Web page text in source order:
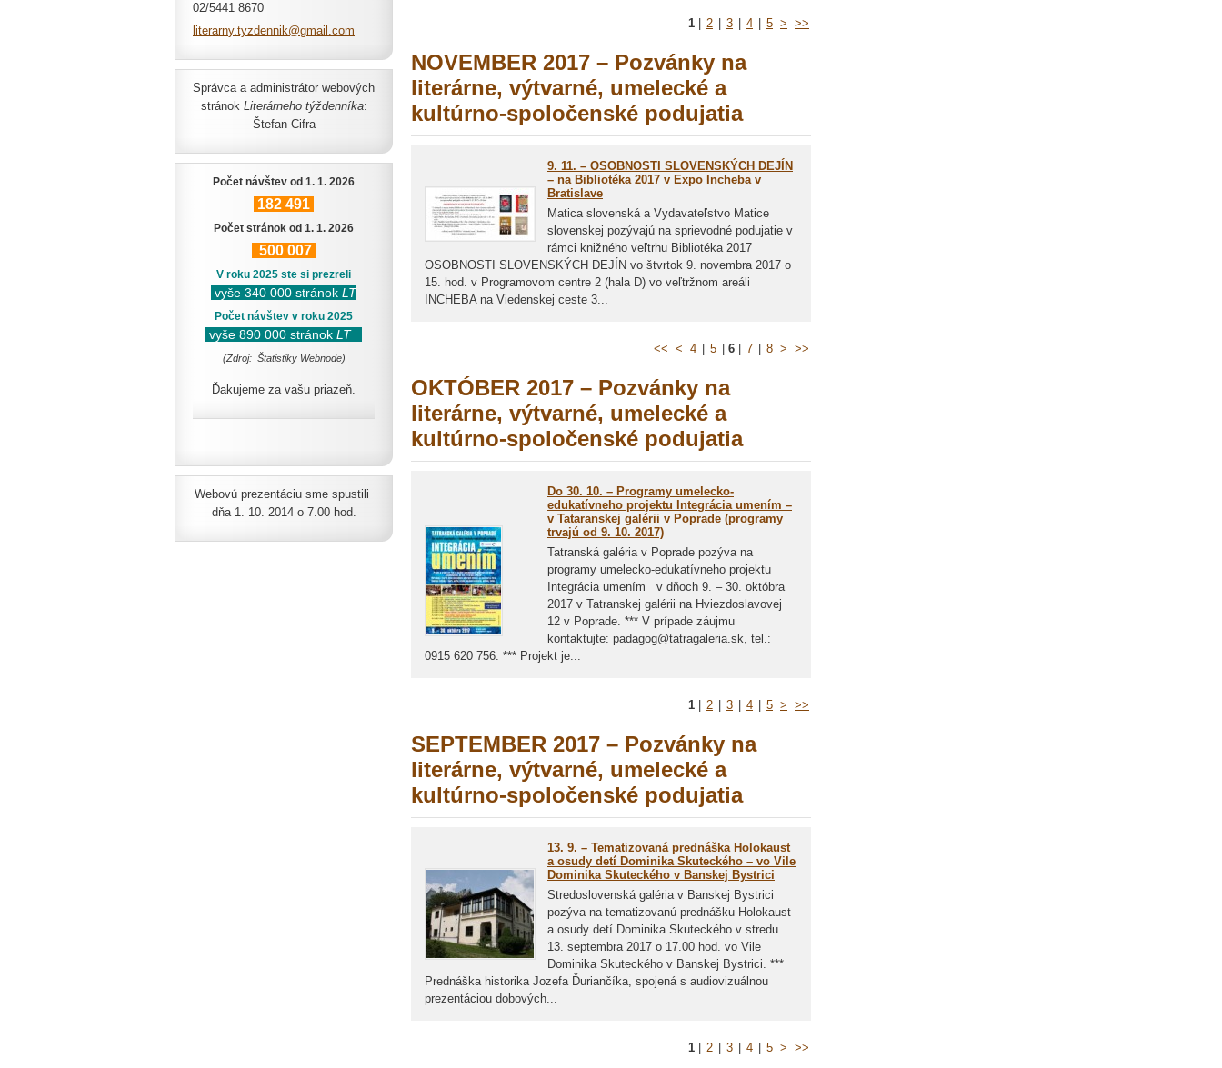
1 2 3 4 5 > >>
NOVEMBER 2017 – Pozvánky na
literárne, výtvarné, umelecké a
kultúrno-spoločenské podujatia
9. 11. – OSOBNOSTI SLOVENSKÝCH DEJÍN
– na Bibliotéka 2017 v Expo Incheba v
Bratislave
Matica slovenská a Vydavateľstvo Matice
slovenskej pozývajú na sprievodné podujatie v
rámci knižného veľtrhu Bibliotéka 2017
OSOBNOSTI SLOVENSKÝCH DEJÍN vo štvrtok 9. novembra 2017 o
15. hod. v Programovom centre 2 (hala D) vo veľtržnom areáli
INCHEBA na Viedenskej ceste 3...
<< < 4 5 6 7 8 > >>
OKTÓBER 2017 – Pozvánky na
literárne, výtvarné, umelecké a
kultúrno-spoločenské podujatia
Do 30. 10. – Programy umelecko-
edukatívneho projektu Integrácia umením –
v Tataranskej galérii v Poprade (programy
trvajú od 9. 10. 2017)
Tatranská galéria v Poprade pozýva na
programy umelecko-edukatívneho projektu
Integrácia umením v dňoch 9. – 30. októbra
2017 v Tatranskej galérii na Hviezdoslavovej
12 v Poprade. *** V prípade záujmu
kontaktujte: padagog@tatragaleria.sk, tel.:
0915 620 756. *** Projekt je...
1 2 3 4 5 > >>
SEPTEMBER 2017 – Pozvánky na
literárne, výtvarné, umelecké a
kultúrno-spoločenské podujatia
13. 9. – Tematizovaná prednáška Holokaust
a osudy detí Dominika Skuteckého – vo Vile
Dominika Skuteckého v Banskej Bystrici
Stredoslovenská galéria v Banskej Bystrici
pozýva na tematizovanú prednášku Holokaust
a osudy detí Dominika Skuteckého v stredu
13. septembra 2017 o 17.00 hod. vo Vile
Dominika Skuteckého v Banskej Bystrici. ***
Prednáška historika Jozefa Ďuriančíka, spojená s audiovizuálnou
prezentáciou dobových...
1 2 3 4 5 > >>
02/5441 8670
literarny.tyzdennik@gmai l.com
Správca a administrátor webových
stránok Literárneho týždenníka:
Štefan Cifra
Počet návštev od 1. 1. 2026
182 491
Počet stránok od 1. 1. 2026
500 007
V roku 2025 ste si prezreli
vyše 340 000 stránok LT
Počet návštev v roku 2025
vyše 890 000 stránok LT
(Zdroj: Štatistiky Webnode)
Ďakujeme za vašu priazeň.
Webovú prezentáciu sme spustili
dňa 1. 10. 2014 o 7.00 hod.